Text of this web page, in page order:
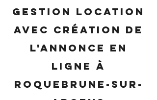
gestion location
avec création de
l'annonce en
ligne à
Roquebrune-sur-